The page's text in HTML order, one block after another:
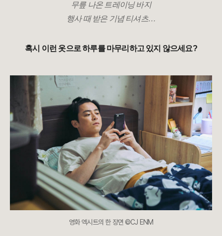
무릎 나온 트레이닝 바지
행사 때 받은 기념 티셔츠…
혹시 이런 옷으로 하루를 마무리하고 있지 않으세요?
영화 엑시트의 한 장면 ©CJ ENM